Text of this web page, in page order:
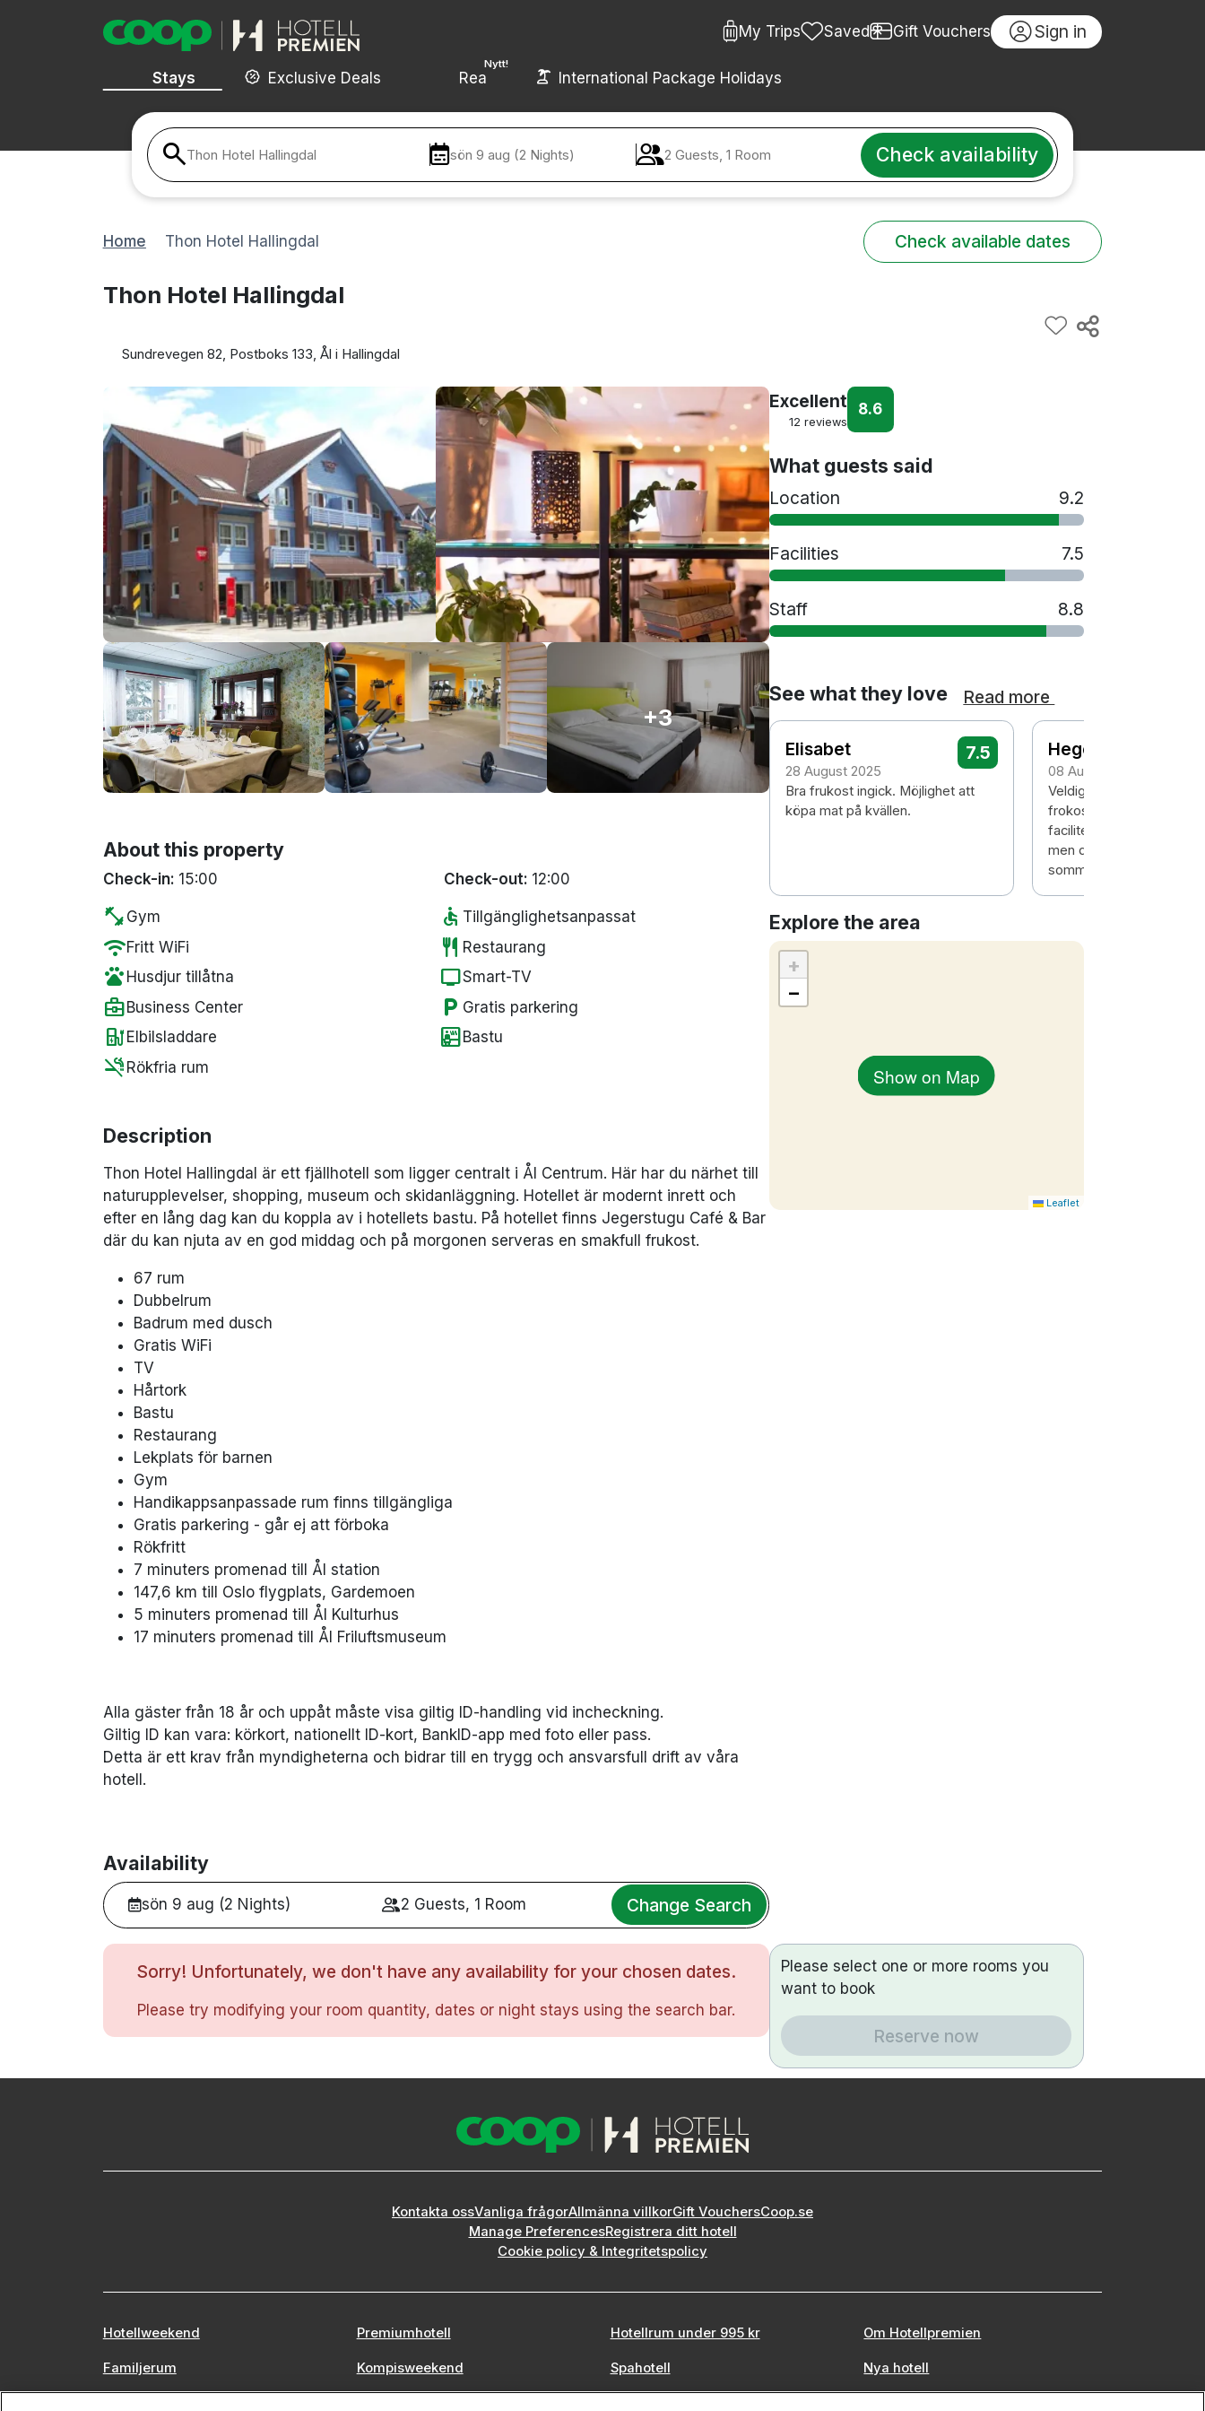
My Trips Saved Gift Vouchers Sign in
Stays Exclusive Deals
Nytt!
Rea International Package Holidays
Thon Hotel Hallingdal sön 9 aug (2 Nights) 2 Guests, 1 Room Check availability
Home Thon Hotel Hallingdal Check available dates
Thon Hotel Hallingdal
Sundrevegen 82, Postboks 133, Ål i Hallingdal
+3
About this property
Check-in: 15:00 Check-out: 12:00
fitness_center Gym accessible Tillgänglighetsanpassat
wifiFritt WiFi restaurant Restaurang
pets Husdjur tillåtna tvSmart-TV
business_centerBusiness Center local_parking Gratis parkering
ev_station Elbilsladdare sauna Bastu
smoke_free Rökfria rum
Description
Thon Hotel Hallingdal är ett fjällhotell som ligger centralt i Ål Centrum. Här har du närhet till
naturupplevelser, shopping, museum och skidanläggning. Hotellet är modernt inrett och
efter en lång dag kan du koppla av i hotellets bastu. På hotellet finns Jegerstugu Café & Bar
där du kan njuta av en god middag och på morgonen serveras en smakfull frukost.
67 rum
Dubbelrum
Badrum med dusch
Gratis WiFi
TV
Hårtork
Bastu
Restaurang
Lekplats för barnen
Gym
Handikappsanpassade rum finns tillgängliga
Gratis parkering - går ej att förboka
Rökfritt
7 minuters promenad till Ål station
147,6 km till Oslo flygplats, Gardemoen
5 minuters promenad till Ål Kulturhus
17 minuters promenad till Ål Friluftsmuseum
Alla gäster från 18 år och uppåt måste visa giltig ID-handling vid incheckning.
Giltig ID kan vara: körkort, nationellt ID-kort, BankID-app med foto eller pass.
Detta är ett krav från myndigheterna och bidrar till en trygg och ansvarsfull drift av våra
hotell.
Availability
sön 9 aug (2 Nights) 2 Guests, 1 Room Change Search
Sorry! Unfortunately, we don't have any availability for your chosen dates.
Please try modifying your room quantity, dates or night stays using the search bar.
Excellent
12 reviews
8.6
What guests said
Location 9.2
Facilities 7.5
Staff 8.8
See what they love Read more
Elisabet
28 August 2025
7.5
Bra frukost ingick. Möjlighet att
köpa mat på kvällen.
Hege
08 August 2025
Veldig bra service og
frokost. Rommet var
faciliteter, litt varmt om
men det var svært
sommer.
Explore the area
Show on Map
+
−
Leaflet
Please select one or more rooms you
want to book
Reserve now
Kontakta ossVanliga frågorAllmänna villkorGift VouchersCoop.se
Manage PreferencesRegistrera ditt hotell
Cookie policy & Integritetspolicy
Hotellweekend
Familjerum
Premiumhotell
Kompisweekend
Hotellrum under 995 kr
Spahotell
Om Hotellpremien
Nya hotell